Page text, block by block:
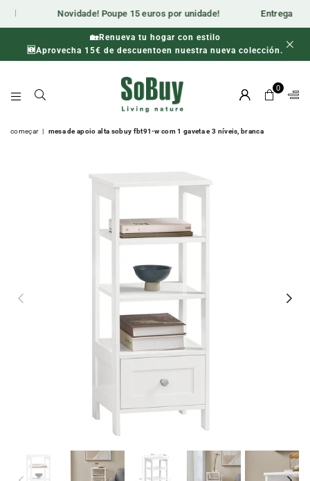
Novidade! Poupe 15 euros por unidade! Entrega
🕒 Última oportunidade para poupar! Apenas enquanto durarem
os stocks.
🏡Renueva tu hogar con estilo
🆕Aprovecha 15€ de descuentoen nuestra nueva colección.
ES
0
começar | mesa de apoio alta sobuy fbt91-w com 1 gaveta e 3 níveis, branca
Previous